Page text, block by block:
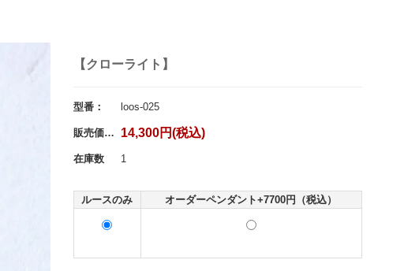
【クローライト】
型番： loos-025
販売価格： 14,300円(税込)
在庫数 1
ルースのみ オーダーペンダント+7700円（税込）